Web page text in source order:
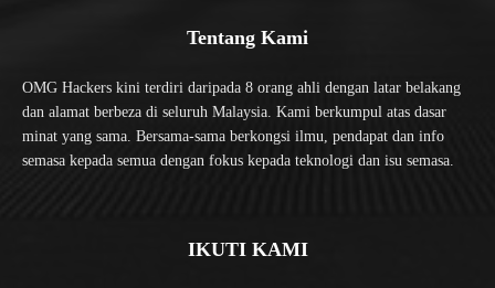
Tentang Kami
OMG Hackers kini terdiri daripada 8 orang ahli dengan latar belakang
dan alamat berbeza di seluruh Malaysia. Kami berkumpul atas dasar
minat yang sama. Bersama-sama berkongsi ilmu, pendapat dan info
semasa kepada semua dengan fokus kepada teknologi dan isu semasa.
IKUTI KAMI